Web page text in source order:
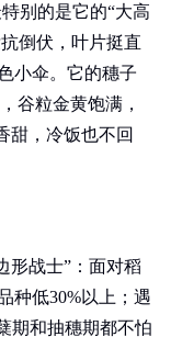
别的是它的“大高
倒伏，叶片挺直
小伞。它的穗子
谷粒金黄饱满，
甜，冷饭也不回
形战士”：面对稻
种低30%以上；遇
期和抽穗期都不怕